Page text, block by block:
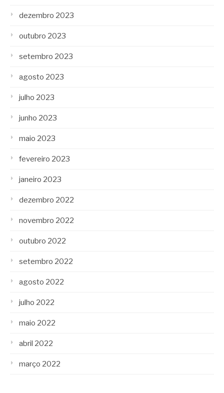
dezembro 2023
outubro 2023
setembro 2023
agosto 2023
julho 2023
junho 2023
maio 2023
fevereiro 2023
janeiro 2023
dezembro 2022
novembro 2022
outubro 2022
setembro 2022
agosto 2022
julho 2022
maio 2022
abril 2022
março 2022